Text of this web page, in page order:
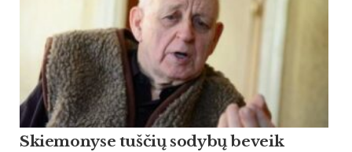
Skiemonyse tuščių sodybų beveik